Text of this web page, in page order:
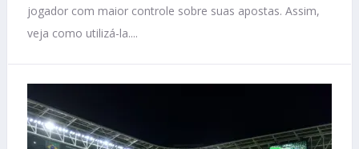
jogador com maior controle sobre suas apostas. Assim,
veja como utilizá-la....